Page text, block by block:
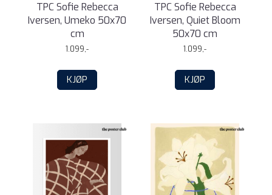
TPC Sofie Rebecca
Iversen, Umeko 50x70
cm
1.099,-
KJØP
TPC Sofie Rebecca
Iversen, Quiet Bloom
50x70 cm
1.099,-
KJØP